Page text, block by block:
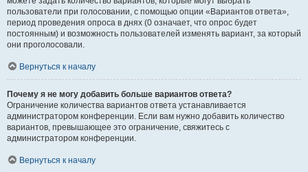
пользователи при голосовании, с помощью опции «Вариантов ответа»,
период проведения опроса в днях (0 означает, что опрос будет
постоянным) и возможность пользователей изменять вариант, за который
они проголосовали.
Вернуться к началу
Почему я не могу добавить больше вариантов ответа?
Ограничение количества вариантов ответа устанавливается
администратором конференции. Если вам нужно добавить количество
вариантов, превышающее это ограничение, свяжитесь с
администратором конференции.
Вернуться к началу